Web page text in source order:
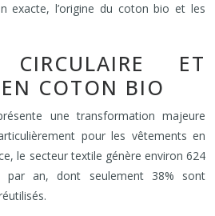
exacte, l’origine du coton bio et les
CIRCULAIRE ET
COTON BIO
une transformation majeure
pour les vêtements en
le secteur textile génère environ 624
par an, dont seulement 38% sont